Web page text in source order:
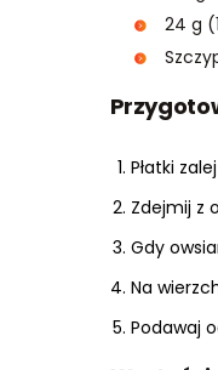
24 g
Płatki
Zdejmij z
Gdy
Na
Podawaj